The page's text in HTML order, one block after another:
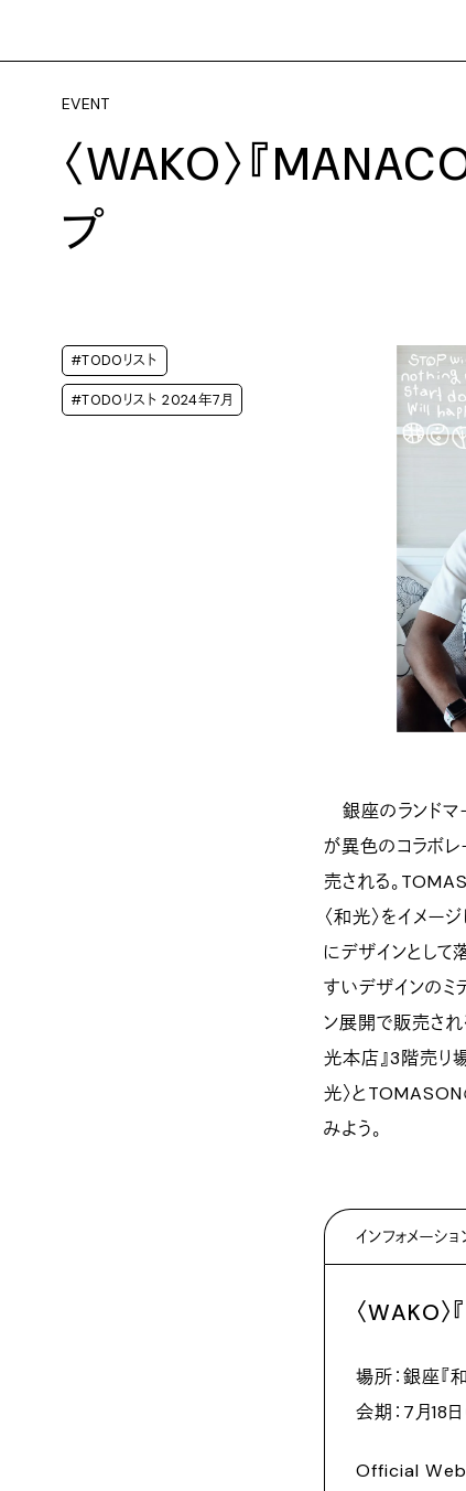
EVENT
〈WAKO〉『
プ
#TODOリスト
#TODOリスト 2024年7月
銀座のランドマ
が異色のコラボレ
売される。
〈和光〉をイメー
にデザインとし
すいデザインのミ
ン展開で販売され
光本店』3階売り
光〉と
みよう。
インフォメーショ
〈WAKO
場所：銀座『
会期：7月18日
Official